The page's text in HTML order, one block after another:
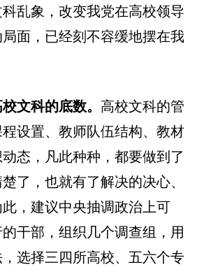
乱象，改变我党在高校领导
面，已经刻不容缓地摆在我
文科的底数。 高校文科的管
设置、教师队伍结构、教材
态，凡此种种，都要做到了
了，也就有了解决的决心、
，建议中央抽调政治上可
干部，组织几个调查组，用
选择三四所高校、五六个专